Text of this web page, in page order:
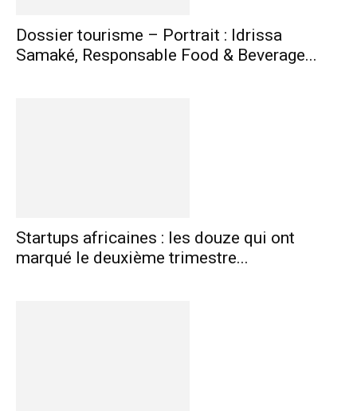
Dossier tourisme – Portrait : Idrissa
Samaké, Responsable Food & Beverage...
Startups africaines : les douze qui ont
marqué le deuxième trimestre...